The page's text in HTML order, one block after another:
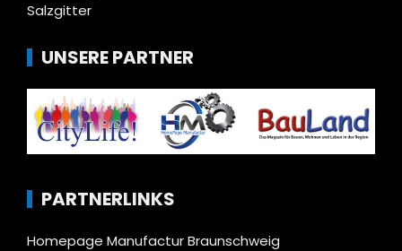
Salzgitter
UNSERE PARTNER
PARTNERLINKS
Homepage Manufactur Braunschweig